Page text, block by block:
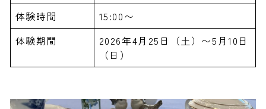
体験時間
15:00〜
体験期間
2026年4月25日（土）〜5月10日
（日）